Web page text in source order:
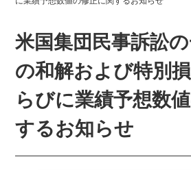
米国集団民事訴訟
の和解および特別
らびに業績予想数
するお知らせ